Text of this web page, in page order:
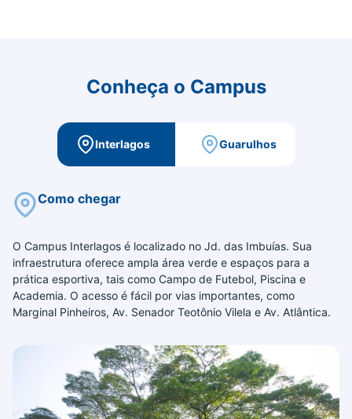
Conheça o Campus
Interlagos Guarulhos
Como chegar
O Campus Interlagos é localizado no Jd. das Imbuías. Sua
infraestrutura oferece ampla área verde e espaços para a
prática esportiva, tais como Campo de Futebol, Piscina e
Academia. O acesso é fácil por vias importantes, como
Marginal Pinheiros, Av. Senador Teotônio Vilela e Av. Atlântica.